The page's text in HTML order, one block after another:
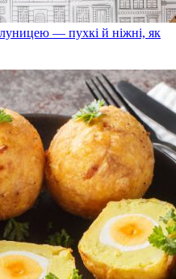
— пухкі й ніжні, як